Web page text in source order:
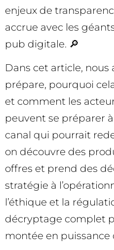
enjeux de
accrue avec les
pub digitale. 🔎
Dans cet article, nous
prépare, pourquoi
et comment les
peuvent se préparer
canal qui pourrait
on découvre des
offres et prend des
stratégie à
l’éthique et la
décryptage complet
montée en puissance